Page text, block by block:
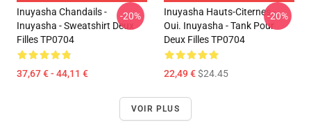
Inuyasha Chandails -
Inuyasha - Sweatshirt Deux
Filles TP0704
37,67 € - 44,11 €
-20%
Inuyasha Hauts-Citernes -
Oui. Inuyasha - Tank Pour
Deux Filles TP0704
22,49 €$24.45
-20%
VOIR PLUS